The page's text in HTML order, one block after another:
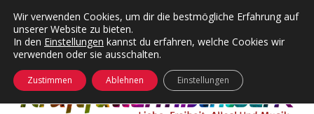
Kategorien
Menü
24 Hours Chilling
Die Wende
KFMW-Disco
Dates
öffnen
Wir verwenden Cookies, um dir die bestmögliche Erfahrung auf
unserer Website zu bieten.
In den Einstellungen kannst du erfahren, welche Cookies wir
verwenden oder sie ausschalten.
Zustimmen Ablehnen Einstellungen